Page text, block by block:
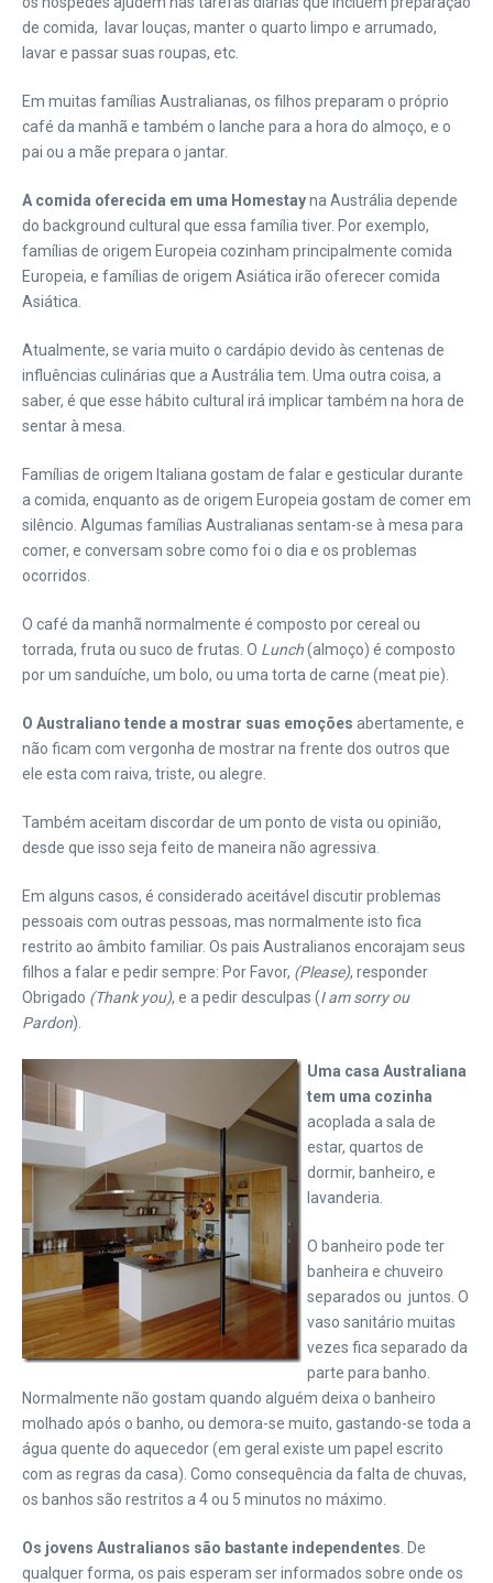
de comida, lavar louças, manter o quarto limpo e arrumado,
lavar e passar suas roupas, etc.
Em muitas famílias Australianas, os filhos preparam o próprio
café da manhã e também o lanche para a hora do almoço, e o
pai ou a mãe prepara o jantar.
A comida oferecida em uma Homestayna Austrália depende
do background cultural que essa família tiver. Por exemplo,
famílias de origem Europeia cozinham principalmente comida
Europeia, e famílias de origem Asiática irão oferecer comida
Asiática.
Atualmente, se varia muito o cardápio devido às centenas de
influências culinárias que a Austrália tem. Uma outra coisa, a
saber, é que esse hábito cultural irá implicar também na hora de
sentar à mesa.
Famílias de origem Italiana gostam de falar e gesticular durante
a comida, enquanto as de origem Europeia gostam de comer em
silêncio. Algumas famílias Australianas sentam-se à mesa para
comer, e conversam sobre como foi o dia e os problemas
ocorridos.
O café da manhã normalmente é composto por cereal ou
torrada, fruta ou suco de frutas. O Lunch(almoço) é composto
por um sanduíche, um bolo, ou uma torta de carne (meat pie).
O Australiano tende a mostrar suas emoções abertamente, e
não ficam com vergonha de mostrar na frente dos outros que
ele esta com raiva, triste, ou alegre.
Também aceitam discordar de um ponto de vista ou opinião,
desde que isso seja feito de maneira não agressiva.
Em alguns casos, é considerado aceitável discutir problemas
pessoais com outras pessoas, mas normalmente isto fica
restrito ao âmbito familiar. Os pais Australianos encorajam seus
filhos a falar e pedir sempre: Por Favor, (Please), responder
Obrigado (Thank you), e a pedir desculpas (I am sorry ou
Pardon).
Uma casa Australiana
tem uma cozinha
acoplada a sala de
estar, quartos de
dormir, banheiro, e
lavanderia.
O banheiro pode ter
banheira e chuveiro
separados ou juntos. O
vaso sanitário muitas
vezes fica separado da
parte para banho.
Normalmente não gostam quando alguém deixa o banheiro
molhado após o banho, ou demora-se muito, gastando-se toda a
água quente do aquecedor (em geral existe um papel escrito
com as regras da casa). Como consequência da falta de chuvas,
os banhos são restritos a 4 ou 5 minutos no máximo.
Os jovens Australianos são bastante independentes . De
qualquer forma, os pais esperam ser informados sobre onde os